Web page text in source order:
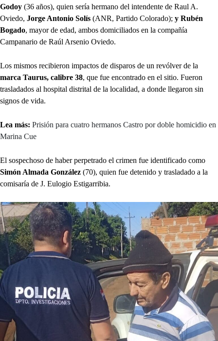
Godoy (36 años), quien sería hermano del intendente de Raul A.
Oviedo, Jorge Antonio Solís (ANR, Partido Colorado); y Rubén
Bogado, mayor de edad, ambos domiciliados en la compañía
Campanario de Raúl Arsenio Oviedo.
Los mismos recibieron impactos de disparos de un revólver de la
marca Taurus, calibre 38, que fue encontrado en el sitio. Fueron
trasladados al hospital distrital de la localidad, a donde llegaron sin
signos de vida.
Lea más: Prisión para cuatro hermanos Castro por doble homicidio en
Marina Cue
El sospechoso de haber perpetrado el crimen fue identificado como
Simón Almada González (70), quien fue detenido y trasladado a la
comisaría de J. Eulogio Estigarribia.